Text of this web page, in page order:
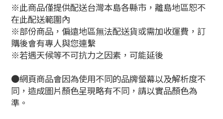
※此商品僅提供配送台灣本島各縣市，離島地區恕不
在此配送範圍內
※部份商品，偏遠地區無法配送貨或需加收運費，訂
購後會有專人與您連繫
※若遇天候等不可抗力之因素，可能延後
●網頁商品會因為使用不同的品牌螢幕以及解析度不
同，造成圖片顏色呈現略有不同，請以實品顏色為
準。